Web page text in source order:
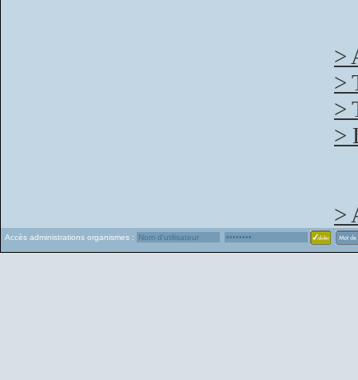
>
>
>
>
>
Accès administrations organismes :